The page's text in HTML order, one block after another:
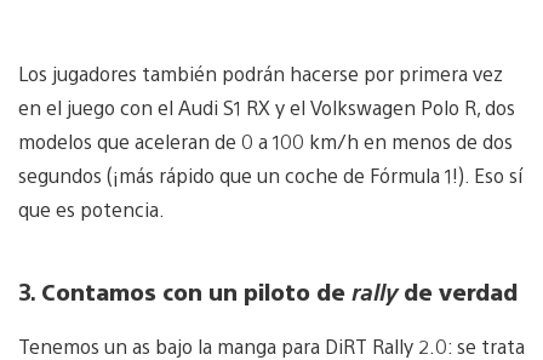
Los jugadores también podrán hacerse por primera vez
en el juego con el Audi S1 RX y el Volkswagen Polo R, dos
modelos que aceleran de 0 a 100 km/h en menos de dos
segundos (¡más rápido que un coche de Fórmula 1!). Eso sí
que es potencia.
3. Contamos con un piloto de rallyde verdad
Tenemos un as bajo la manga para DiRT Rally 2.0: se trata